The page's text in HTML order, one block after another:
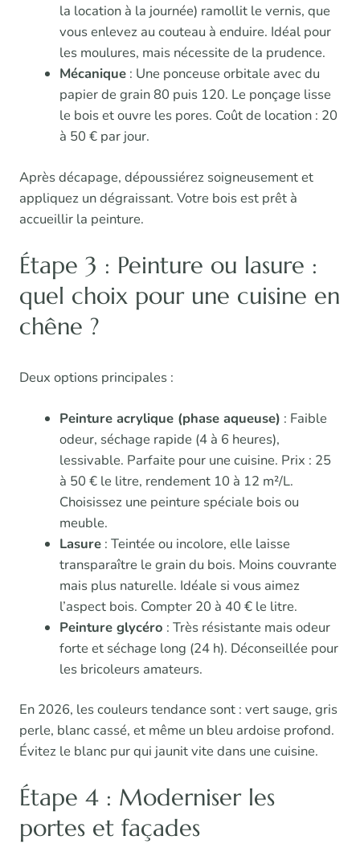
la location à la journée) ramollit le vernis, que
vous enlevez au couteau à enduire. Idéal pour
les moulures, mais nécessite de la prudence.
Mécanique: Une ponceuse orbitale avec du
papier de grain 80 puis 120. Le ponçage lisse
le bois et ouvre les pores. Coût de location : 20
à 50 € par jour.
Après décapage, dépoussiérez soigneusement et
appliquez un dégraissant. Votre bois est prêt à
accueillir la peinture.
Étape 3 : Peinture ou lasure :
quel choix pour une cuisine en
chêne ?
Deux options principales :
Peinture acrylique (phase aqueuse) : Faible
odeur, séchage rapide (4 à 6 heures),
lessivable. Parfaite pour une cuisine. Prix : 25
à 50 € le litre, rendement 10 à 12 m²/L.
Choisissez une peinture spéciale bois ou
meuble.
Lasure: Teintée ou incolore, elle laisse
transparaître le grain du bois. Moins couvrante
mais plus naturelle. Idéale si vous aimez
l’aspect bois. Compter 20 à 40 € le litre.
Peinture glycéro : Très résistante mais odeur
forte et séchage long (24 h). Déconseillée pour
les bricoleurs amateurs.
En 2026, les couleurs tendance sont : vert sauge, gris
perle, blanc cassé, et même un bleu ardoise profond.
Évitez le blanc pur qui jaunit vite dans une cuisine.
Étape 4 : Moderniser les
portes et façades